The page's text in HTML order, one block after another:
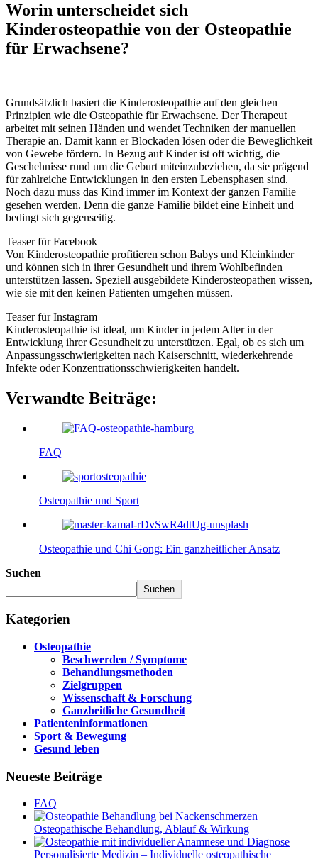
Worin unterscheidet sich
Kinderosteopathie von der Osteopathie
für Erwachsene?
Grundsätzlich basiert die Kinderosteopathie auf den gleichen
Prinzipien wie die Osteopathie für Erwachsene. Der Therapeut
arbeitet mit seinen Händen und wendet Techniken der manuellen
Therapie an. Damit kann er Blockaden lösen oder die Beweglichkeit
von Gewebe fördern. In Bezug auf Kinder ist oft wichtig, die
Geschehnisse rund um die Geburt miteinzubeziehen, da sie prägend
für zahlreiche Entwicklungen in den ersten Lebensphasen sind.
Noch dazu muss das Kind immer im Kontext der ganzen Familie
gesehen werden. Denn die ganze Familie bildet eine Einheit und
bedingt sich gegenseitig.
Teaser für Facebook
Von Kinderosteopathie profitieren schon Babys und Kleinkinder
und können sich in ihrer Gesundheit und ihrem Wohlbefinden
unterstützen lassen. Speziell ausgebildete Kinderosteopathen wissen,
wie sie mit den keinen Patienten umgehen müssen.
Teaser für Instagram
Kinderosteopathie ist ideal, um Kinder in jedem Alter in der
Entwicklung ihrer Gesundheit zu unterstützen. Egal, ob es sich um
Anpassungsschwierigkeiten nach Kaiserschnitt, wiederkehrende
Infekte oder Konzentrationsschwierigkeiten handelt.
Verwandte Beiträge:
FAQ
Osteopathie und Sport
Osteopathie und Chi Gong: Ein ganzheitlicher Ansatz
Suchen
Suchen
Kategorien
Osteopathie
Beschwerden / Symptome
Behandlungsmethoden
Zielgruppen
Wissenschaft & Forschung
Ganzheitliche Gesundheit
Patienteninformationen
Sport & Bewegung
Gesund leben
Neueste Beiträge
FAQ
Osteopathische Behandlung, Ablauf & Wirkung
Personalisierte Medizin – Individuelle osteopathische